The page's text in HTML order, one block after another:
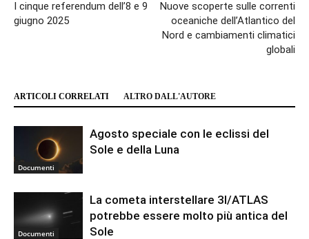
I cinque referendum dell’8 e 9
giugno 2025
Nuove scoperte sulle correnti
oceaniche dell’Atlantico del
Nord e cambiamenti climatici
globali
ARTICOLI CORRELATI ALTRO DALL'AUTORE
Documenti
Agosto speciale con le eclissi del
Sole e della Luna
Documenti
La cometa interstellare 3I/ATLAS
potrebbe essere molto più antica del
Sole